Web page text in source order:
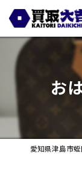
お